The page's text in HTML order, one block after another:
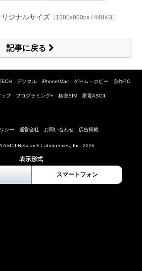
リジナルサイズ （1200x800px / 448KB）
記事に戻る
デジタル iPhone/Mac ゲーム・ホビー 自作PC
ップ プログラミング+ 格安SIM 家電ASCII
シー 運営会社 お問い合わせ 広告掲載
ASCII Research Laboratories, Inc. 2026
表示形式
スマートフォン